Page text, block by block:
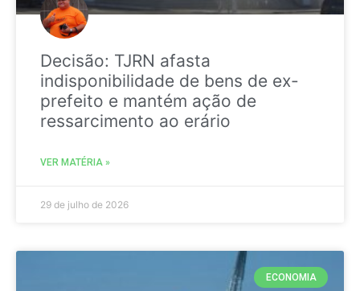
Decisão: TJRN afasta
indisponibilidade de bens de ex-
prefeito e mantém ação de
ressarcimento ao erário
VER MATÉRIA »
29 de julho de 2026
ECONOMIA